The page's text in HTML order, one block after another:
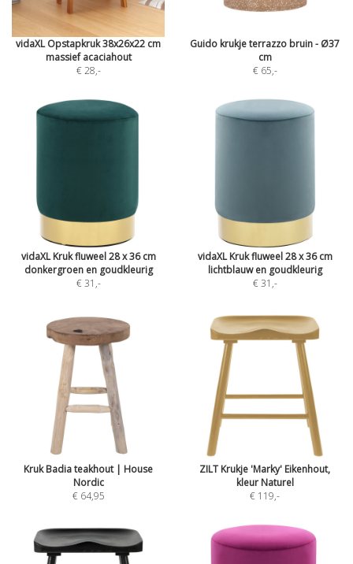
vidaXL Opstapkruk 38x26x22 cm
massief acaciahout
€ 28,-
Guido krukje terrazzo bruin - Ø37
cm
€ 65,-
vidaXL Kruk fluweel 28 x 36 cm
donkergroen en goudkleurig
€ 31 ,-
vidaXL Kruk fluweel 28 x 36 cm
lichtblauw en goudkleurig
€ 31 ,-
Kruk Badia teakhout | House
Nordic
€ 64,95
ZILT Krukje 'Marky' Eikenhout,
kleur Naturel
€ 119,-